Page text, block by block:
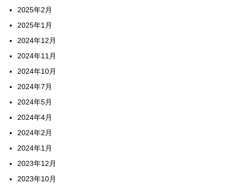
2025年2月
2025年1月
2024年12月
2024年11月
2024年10月
2024年7月
2024年5月
2024年4月
2024年2月
2024年1月
2023年12月
2023年10月